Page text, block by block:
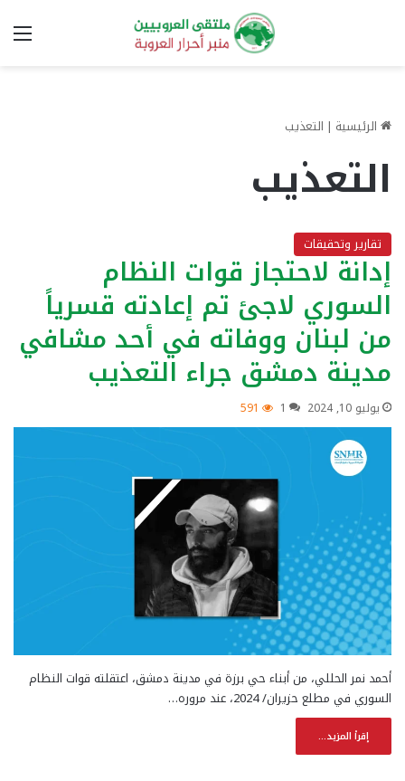
الرئيسية | التعذيب
التعذيب
تقارير وتحقيقات
إدانة لاحتجاز قوات النظام
السوري لاجئ تم إعادته قسرياً
من لبنان ووفاته في أحد مشافي
مدينة دمشق جراء التعذيب
يوليو 10, 2024 1
591
أحمد نمر الحللي، من أبناء حي برزة في مدينة دمشق، اعتقلته قوات النظام
السوري في مطلع حزيران/ 2024، عند مروره…
إقرأ المزيد...